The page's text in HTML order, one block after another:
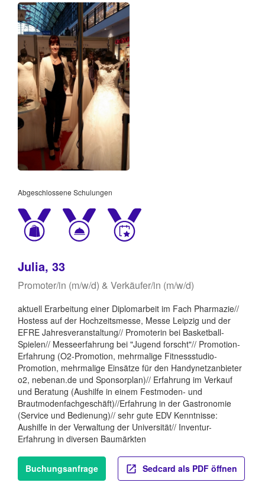
Abgeschlossene Schulungen
Julia, 33
Promoter/in (m/w/d) & Verkäufer/in (m/w/d)
aktuell Erarbeitung einer Diplomarbeit im Fach Pharmazie//
Hostess auf der Hochzeitsmesse, Messe Leipzig und der
EFRE Jahresveranstaltung// Promoterin bei Basketball-
Spielen// Messeerfahrung bei "Jugend forscht"// Promotion-
Erfahrung (O2-Promotion, mehrmalige Fitnessstudio-
Promotion, mehrmalige Einsätze für den Handynetzanbieter
o2, nebenan.de und Sponsorplan)// Erfahrung im Verkauf
und Beratung (Aushilfe in einem Festmoden- und
Brautmodenfachgeschäft)//Erfahrung in der Gastronomie
(Service und Bedienung)// sehr gute EDV Kenntnisse:
Aushilfe in der Verwaltung der Universität// Inventur-
Erfahrung in diversen Baumärkten
Buchungsanfrage Sedcard als PDF öffnen